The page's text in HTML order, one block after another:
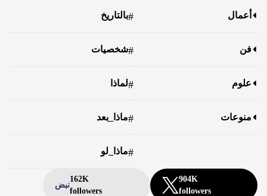
أعمال
فن
علوم
منوعات
#بالتاريخ
#شخصيات
#لماذا
#ماذا_بعد
#ماذا_لو
904K
followers
162K
followers
نبض